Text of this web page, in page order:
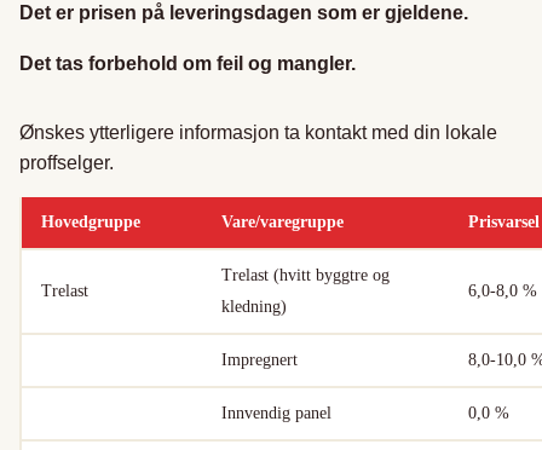
Det er prisen på leveringsdagen som er gjeldene.
Det tas forbehold om feil og mangler.
Ønskes ytterligere informasjon ta kontakt med din lokale
proffselger.
Hovedgruppe Vare/varegruppe
Trelast
Trelast (hvitt byggtre og
kledning)
6,0-8,0 %
Impregnert 8,0-10,0
Innvendig panel 0,0 %